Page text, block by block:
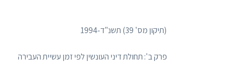
(תיקון מס' 39) תשנ"ד-1994
פרק ב': תחולת דיני העונשין לפי זמן עשיית העבירה